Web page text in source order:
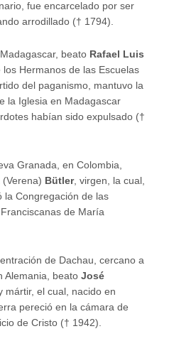
fue encarcelado por ser
arrodillado († 1794).
beato Rafael Luis
los Hermanos de las Escuelas
del paganismo, mantuvo la
la Iglesia en Madagascar
habían sido expulsado (†
Granada, en Colombia,
(Verena) Bütler, virgen, la cual,
la Congregación de las
de María
de Dachau, cercano a
Alemania, beato José
mártir, el cual, nacido en
pereció en la cámara de
de Cristo († 1942).